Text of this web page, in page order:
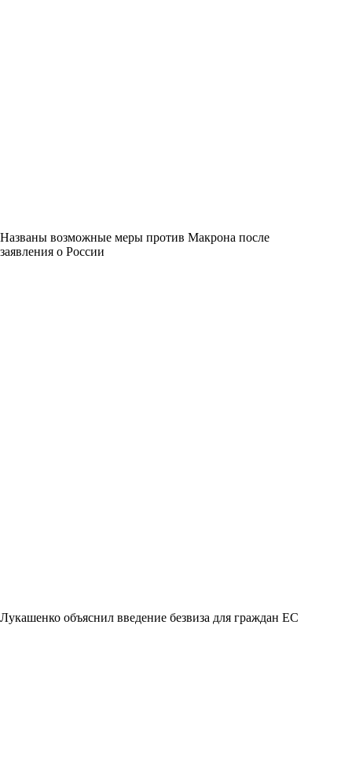
Названы возможные меры против Макрона после
заявления о России
Лукашенко объяснил введение безвиза для граждан ЕС